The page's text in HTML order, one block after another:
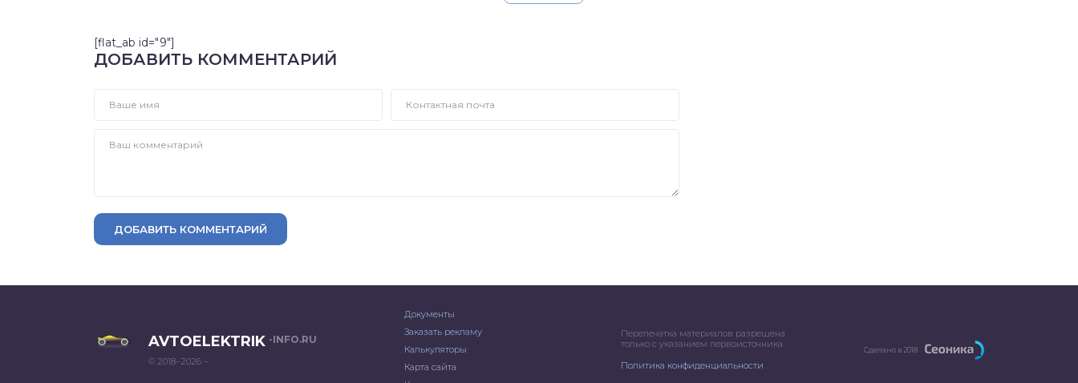
[flat_ab id="9"]
ДОБАВИТЬ КОММЕНТАРИЙ
ДОБАВИТЬ КОММЕНТАРИЙ
AVTOELEKTRIK -INFO.RU
© 2018–2026 –
Документы
Заказать рекламу
Калькуляторы
Карта сайта
Перепечатка материалов разрешена
только с указанием первоисточника
Политика конфиденциальности
Сделано в 2018